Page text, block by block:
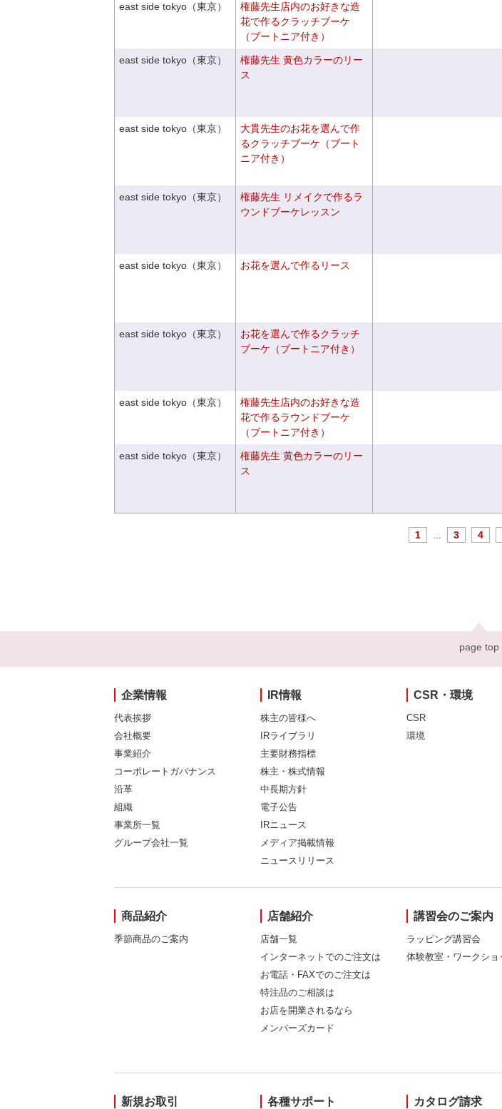
east side tokyo（東京）
権藤先生店内のお好きな造
花で作るクラッチブーケ
（ブートニア付き）
east side tokyo（東京）
権藤先生 黄色カラーのリー
ス
east side tokyo（東京）
大貫先生のお花を選んで作
るクラッチブーケ（ブート
ニア付き）
east side tokyo（東京）
権藤先生 リメイクで作るラ
ウンドブーケレッスン
east side tokyo（東京） お花を選んで作るリース
east side tokyo（東京）
お花を選んで作るクラッチ
ブーケ（ブートニア付き）
east side tokyo（東京）
権藤先生店内のお好きな造
花で作るラウンドブーケ
（ブートニア付き）
east side tokyo（東京）
権藤先生 黄色カラーのリー
ス
1 3 4
page top
企業情報
代表挨拶
会社概要
事業紹介
コーポレートガバナンス
沿革
組織
事業所一覧
グループ会社一覧
IR情報
株主の皆様へ
IRライブラリ
主要財務指標
株主・株式情報
中長期方針
電子公告
IRニュース
メディア掲載情報
ニュースリリース
CSR・環境
CSR
環境
商品紹介
季節商品のご案内
店舗紹介
店舗一覧
インターネットでのご注文は
お電話・FAXでのご注文は
特注品のご相談は
お店を開業されるなら
メンバーズカード
講習会のご案内
ラッピング講習会
体験教室・ワークショ
新規お取引 各種サポート カタログ請求